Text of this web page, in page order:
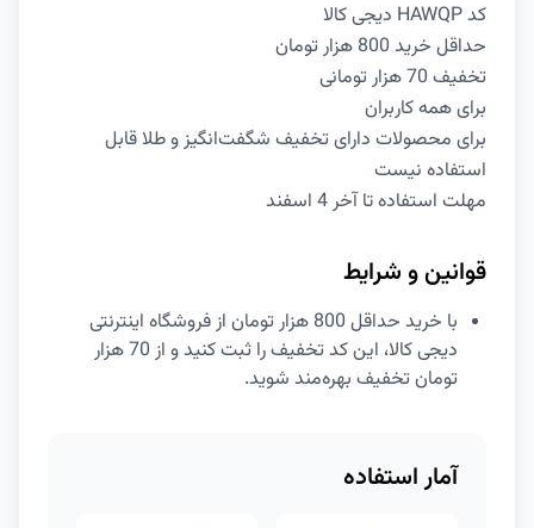
کد HAWQP دیجی کالا
حداقل خرید 800 هزار تومان
تخفیف 70 هزار تومانی
برای همه کاربران
برای محصولات دارای تخفیف شگفت‌انگیز و طلا قابل
استفاده نیست
مهلت استفاده تا آخر 4 اسفند
قوانین و شرایط
با خرید حداقل 800 هزار تومان از فروشگاه اینترنتی
دیجی کالا، این کد تخفیف را ثبت کنید و از 70 هزار
تومان تخفیف بهره‌مند شوید.
آمار استفاده